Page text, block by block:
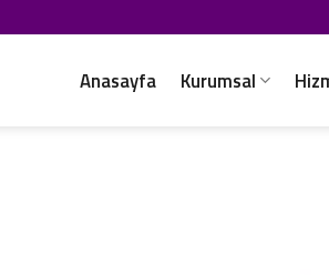
Anasayfa
Kurumsal